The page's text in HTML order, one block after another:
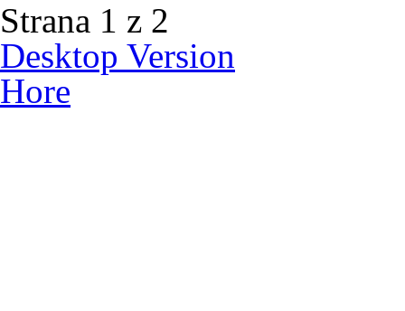
Strana 1 z 2
Desktop Version
Hore